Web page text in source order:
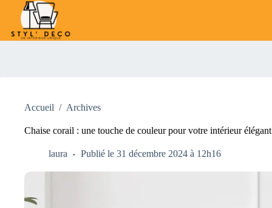
contenu
Accueil / Archives
Chaise corail : une touche de couleur pour votre intérieur élégant
laura Publié le 31 décembre 2024 à 12h16